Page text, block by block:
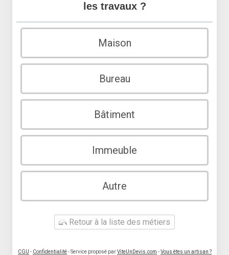
les travaux ?
Maison
Bureau
Bâtiment
Immeuble
Autre
Retour à la liste des métiers
CGU - Confidentialité- Service proposé parViteUnDevis.com -Vous êtes un artisan ?